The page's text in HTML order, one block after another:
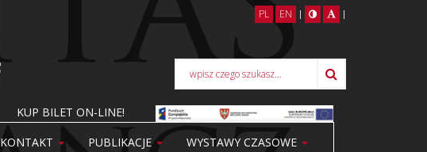
PL EN | |
KUP BILET ON-LINE!
KONTAKT PUBLIKACJE WYSTAWY CZASOWE